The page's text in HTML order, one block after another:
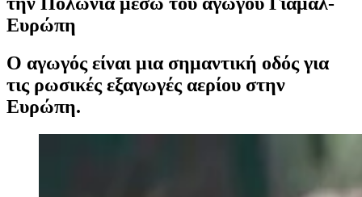
Ευρώπη
Ο αγωγός είναι μια σημαντική οδός για
τις ρωσικές εξαγωγές αερίου στην
Ευρώπη.